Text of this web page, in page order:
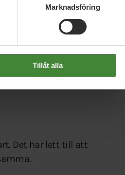
Marknadsföring
Tillåt alla
lyfte frågan om
bedömdes
Det har lett till att